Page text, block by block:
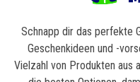
Schnapp dir das perfekte
Geschenkideen und -
Vielzahl von Produkten aus